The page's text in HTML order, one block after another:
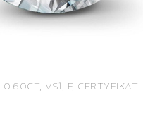
VS1, F, CERTYFIKAT